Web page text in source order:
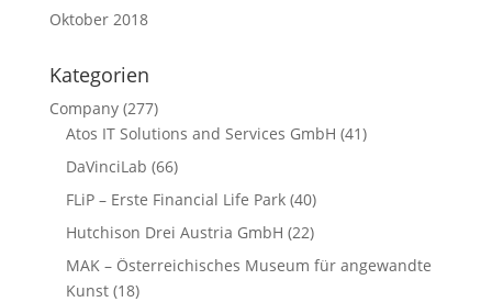
Oktober 2018
Kategorien
Company(277)
Atos IT Solutions and Services GmbH (41)
DaVinciLab (66)
FLiP – Erste Financial Life Park(40)
Hutchison Drei Austria GmbH (22)
MAK – Österreichisches Museum für angewandte
Kunst(18)